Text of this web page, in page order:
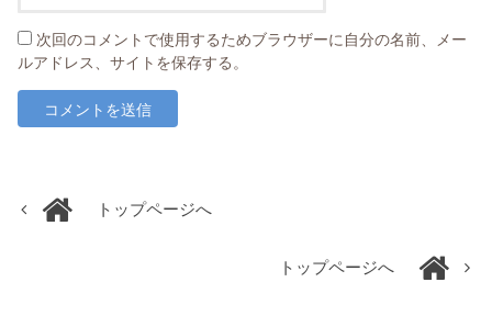
次回のコメントで使用するためブラウザーに自分の名前、メー
ルアドレス、サイトを保存する。
トップページへ
トップページへ